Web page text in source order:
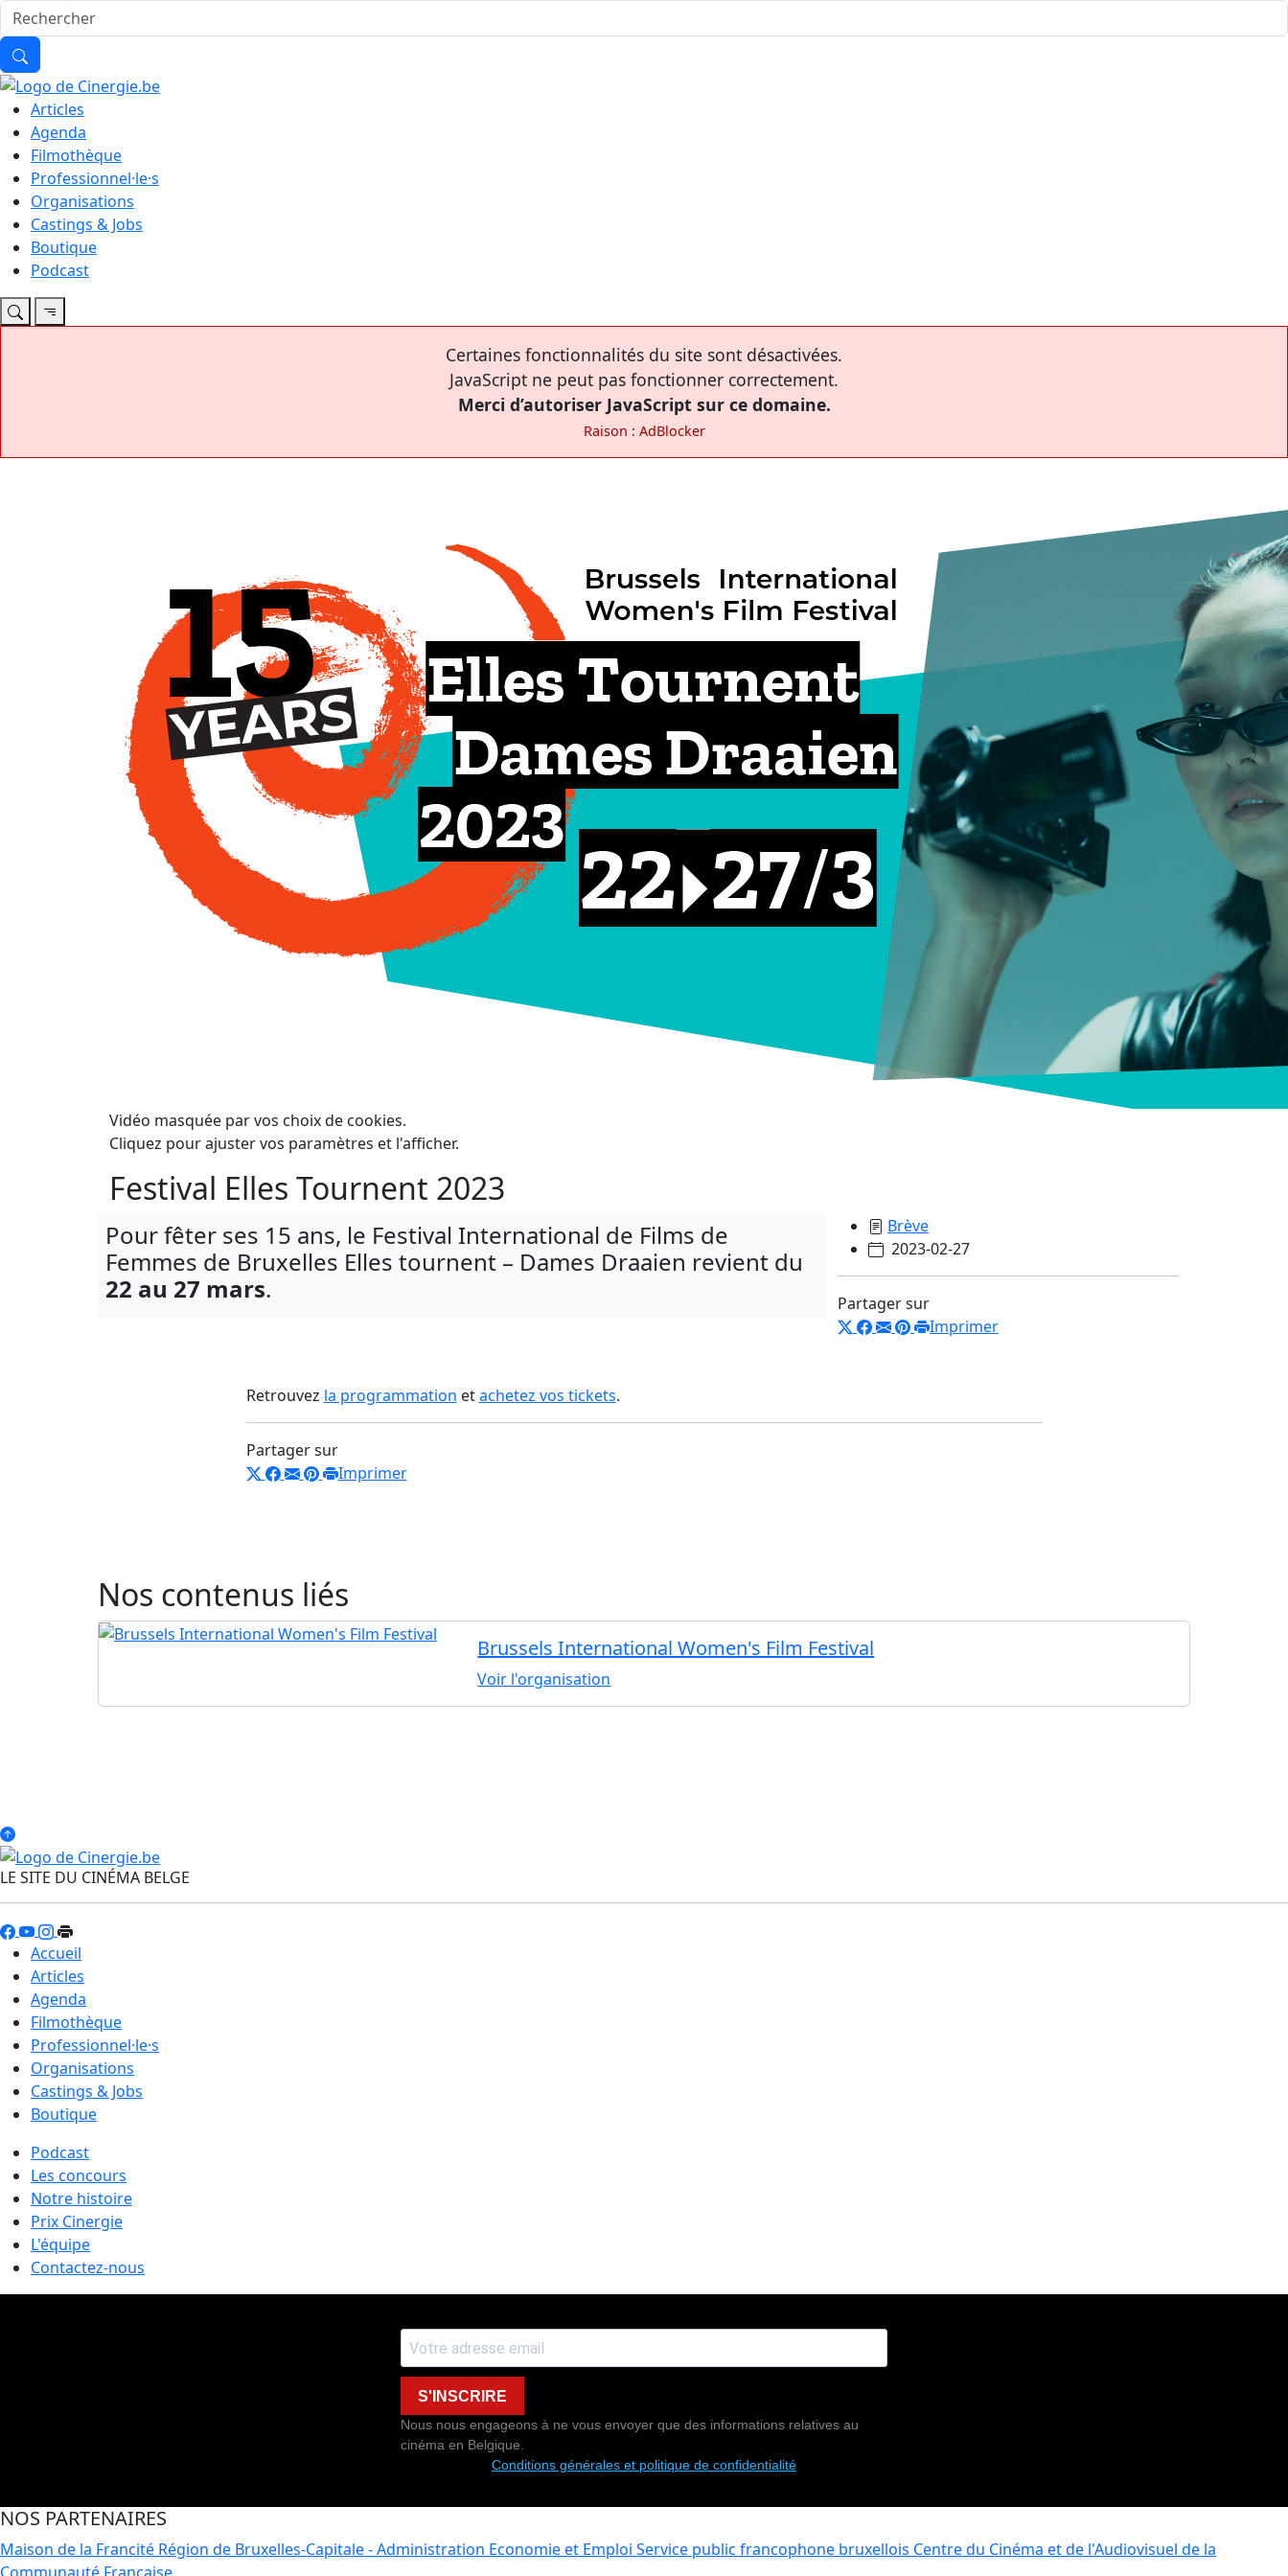
Articles
Agenda
Filmothèque
Professionnel·le·s
Organisations
Castings & Jobs
Boutique
Podcast
Certaines fonctionnalités du site sont désactivées.
JavaScript ne peut pas fonctionner correctement.
Merci d’autoriser JavaScript sur ce domaine.
Raison : AdBlocker
Vidéo masquée par vos choix de cookies.
Cliquez pour ajuster vos paramètres et l'afficher.
Festival Elles Tournent 2023
Pour fêter ses 15 ans, le Festival International de Films de
Femmes de Bruxelles Elles tournent – Dames Draaien revient du
22 au 27 mars.
Brève
2023-02-27
Partager sur
Imprimer
Retrouvez la programmation etachetez vos tickets.
Partager sur
Imprimer
Nos contenus liés
Brussels International Women's Film Festival
Voir l'organisation
LE SITE DU CINÉMA BELGE
Accueil
Articles
Agenda
Filmothèque
Professionnel·le·s
Organisations
Castings & Jobs
Boutique
Podcast
Les concours
Notre histoire
Prix Cinergie
L'équipe
Contactez-nous
S'INSCRIRE
Nous nous engageons à ne vous envoyer que des informations relatives au
cinéma en Belgique.
Conditions générales et politique de confidentialité
NOS PARTENAIRES
Maison de la Francité Région de Bruxelles-Capitale - Administration Economie et Emploi Service public francophone bruxellois Centre du Cinéma et de l'Audiovisuel de la